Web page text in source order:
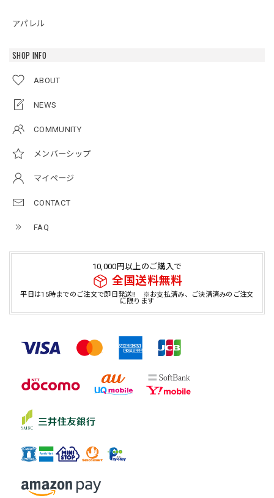
アパレル
SHOP INFO
ABOUT
NEWS
COMMUNITY
メンバーシップ
マイページ
CONTACT
FAQ
10,000円以上のご購入で
全国送料無料
平日は15時までのご注文で即日発送!! ※お支払済み、ご決済済みのご注文
に限ります